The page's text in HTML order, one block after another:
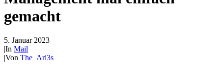
gemacht
5. Januar 2023
|In Mail
|Von The_Ari3s